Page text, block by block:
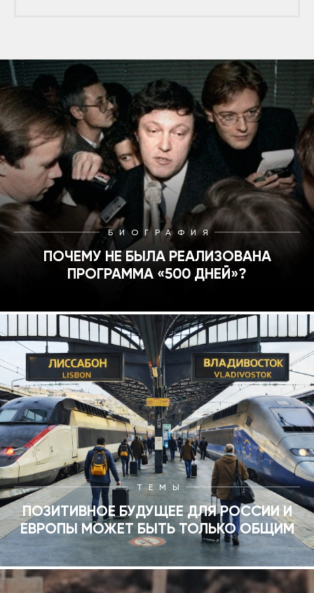
БИОГРАФИЯ
ПОЧЕМУ НЕ БЫЛА РЕАЛИЗОВАНА
ПРОГРАММА «500 ДНЕЙ»?
ТЕМЫ
ПОЗИТИВНОЕ БУДУЩЕЕ ДЛЯ РОССИИ И
ЕВРОПЫ МОЖЕТ БЫТЬ ТОЛЬКО ОБЩИМ